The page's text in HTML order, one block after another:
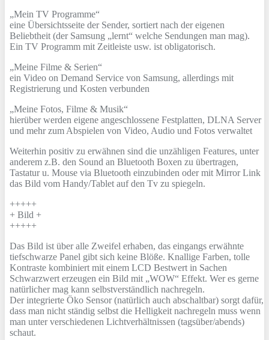
„Mein TV Programme“
eine Übersichtsseite der Sender, sortiert nach der eigenen
Beliebtheit (der Samsung „lernt“ welche Sendungen man mag).
Ein TV Programm mit Zeitleiste usw. ist obligatorisch.
„Meine Filme & Serien“
ein Video on Demand Service von Samsung, allerdings mit
Registrierung und Kosten verbunden
„Meine Fotos, Filme & Musik“
hierüber werden eigene angeschlossene Festplatten, DLNA Server
und mehr zum Abspielen von Video, Audio und Fotos verwaltet
Weiterhin positiv zu erwähnen sind die unzähligen Features, unter
anderem z.B. den Sound an Bluetooth Boxen zu übertragen,
Tastatur u. Mouse via Bluetooth einzubinden oder mit Mirror Link
das Bild vom Handy/Tablet auf den Tv zu spiegeln.
+++++
+ Bild +
+++++
Das Bild ist über alle Zweifel erhaben, das eingangs erwähnte
tiefschwarze Panel gibt sich keine Blöße. Knallige Farben, tolle
Kontraste kombiniert mit einem LCD Bestwert in Sachen
Schwarzwert erzeugen ein Bild mit „WOW“ Effekt. Wer es gerne
natürlicher mag kann selbstverständlich nachregeln.
Der integrierte Öko Sensor (natürlich auch abschaltbar) sorgt dafür,
dass man nicht ständig selbst die Helligkeit nachregeln muss wenn
man unter verschiedenen Lichtverhältnissen (tagsüber/abends)
schaut.